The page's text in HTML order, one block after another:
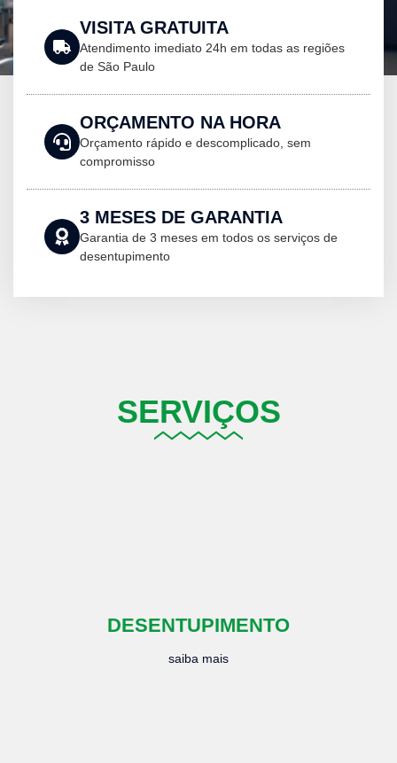
VISITA GRATUITA
Atendimento imediato 24h em todas as regiões
de São Paulo
ORÇAMENTO NA HORA
Orçamento rápido e descomplicado, sem
compromisso
3 MESES DE GARANTIA
Garantia de 3 meses em todos os serviços de
desentupimento
SERVIÇOS
DESENTUPIMENTO
saiba mais